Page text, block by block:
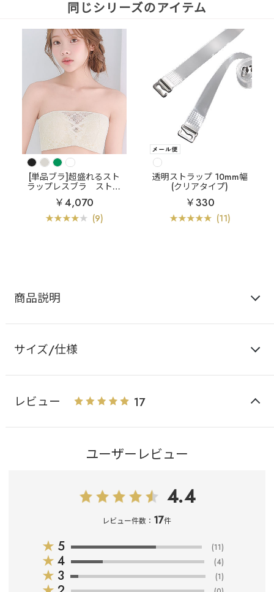
同じシリーズのアイテム
[単品ブラ]超盛れるスト
ラップレスブラ
ストラ
ップレス スクエアレース
ハーフカップ 超盛ブラ
(R) 単品ブラジャー
￥4,070
(9)
透明ストラップ 10mm幅
(クリアタイプ)
￥330
(11)
商品説明
サイズ/仕様
レビュー 17
ユーザーレビュー
4.4
レビュー件数： 17件
★ 5 (11)
★ 4 (4)
★ 3 (1)